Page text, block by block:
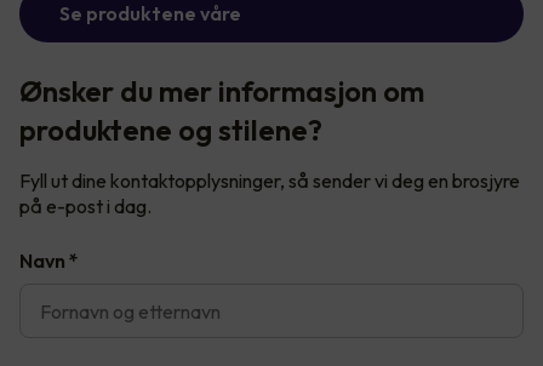
Se produktene våre
Ønsker du mer informasjon om
produktene og stilene?
Fyll ut dine kontaktopplysninger, så sender vi deg en brosjyre
på e-post i dag.
Navn *